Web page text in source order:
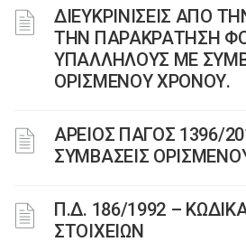
ΔΙΕΥΚΡΙΝΙΣΕΙΣ ΑΠΟ
ΤΗΝ ΠΑΡΑΚΡΑΤΗΣΗ
ΥΠΑΛΛΗΛΟΥΣ ΜΕ
ΟΡΙΣΜΕΝΟΥ ΧΡΟΝΟΥ.
ΑΡΕΙΟΣ ΠΑΓΟΣ 1396/
ΣΥΜΒΑΣΕΙΣ
Π.Δ. 186/1992 –
ΣΤΟΙΧΕΙΩΝ